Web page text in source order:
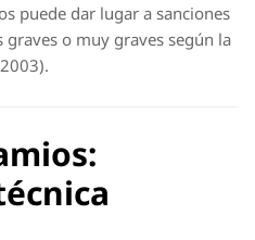
puede dar lugar a sanciones
o muy graves según la